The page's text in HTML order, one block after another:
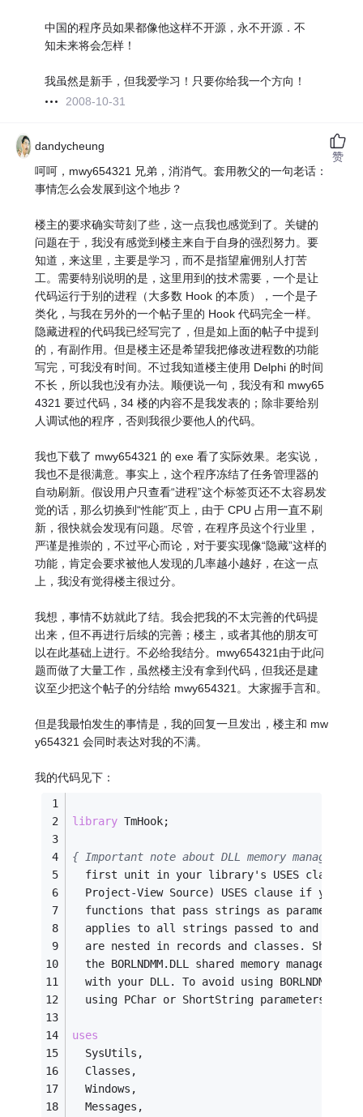
中国的程序员如果都像他这样不开源，永不开源．不
知未来将会怎样！
我虽然是新手，但我爱学习！只要你给我一个方向！
2008-10-31
dandycheung
呵呵，mwy654321 兄弟，消消气。套用教父的一句老话：
事情怎么会发展到这个地步？
楼主的要求确实苛刻了些，这一点我也感觉到了。关键的
问题在于，我没有感觉到楼主来自于自身的强烈努力。要
知道，来这里，主要是学习，而不是指望雇佣别人打苦
工。需要特别说明的是，这里用到的技术需要，一个是让
代码运行于别的进程（大多数 Hook 的本质），一个是子
类化，与我在另外的一个帖子里的 Hook 代码完全一样。
隐藏进程的代码我已经写完了，但是如上面的帖子中提到
的，有副作用。但是楼主还是希望我把修改进程数的功能
写完，可我没有时间。不过我知道楼主使用 Delphi 的时间
不长，所以我也没有办法。顺便说一句，我没有和 mwy65
4321 要过代码，34 楼的内容不是我发表的；除非要给别
人调试他的程序，否则我很少要他人的代码。
我也下载了 mwy654321 的 exe 看了实际效果。老实说，
我也不是很满意。事实上，这个程序冻结了任务管理器的
自动刷新。假设用户只查看“进程”这个标签页还不太容易发
觉的话，那么切换到“性能”页上，由于 CPU 占用一直不刷
新，很快就会发现有问题。尽管，在程序员这个行业里，
严谨是推崇的，不过平心而论，对于要实现像“隐藏”这样的
功能，肯定会要求被他人发现的几率越小越好，在这一点
上，我没有觉得楼主很过分。
我想，事情不妨就此了结。我会把我的不太完善的代码提
出来，但不再进行后续的完善；楼主，或者其他的朋友可
以在此基础上进行。不必给我结分。mwy654321由于此问
题而做了大量工作，虽然楼主没有拿到代码，但我还是建
议至少把这个帖子的分结给 mwy654321。大家握手言和。
但是我最怕发生的事情是，我的回复一旦发出，楼主和 mw
y654321 会同时表达对我的不满。
我的代码见下：
library TmHook;
{ Important note about DLL memory
first unit in your library's USES clause
Project-View Source) USES clause if your
functions that pass strings as parameters
applies to all strings passed to and from
are nested in records and classes.
the BORLNDMM.DLL shared memory manager,
with your DLL. To avoid using
  using PChar or ShortString parameters. }
uses
  SysUtils,
  Classes,
  Windows,
  Messages,
赞